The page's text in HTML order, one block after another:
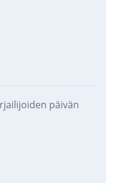
päivän